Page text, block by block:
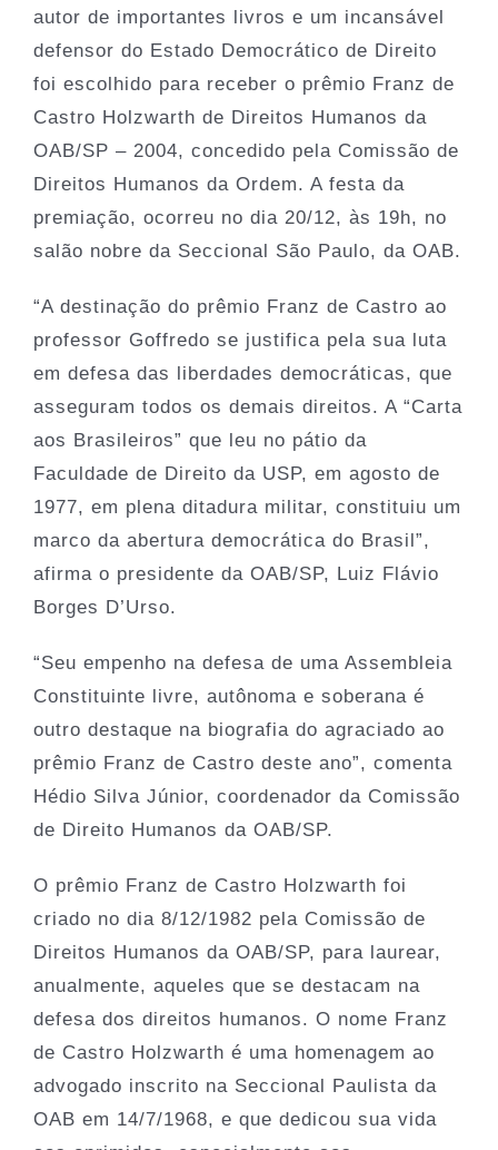
autor de importantes livros e um incansável
defensor do Estado Democrático de Direito
foi escolhido para receber o prêmio Franz de
Castro Holzwarth de Direitos Humanos da
OAB/SP – 2004, concedido pela Comissão de
Direitos Humanos da Ordem. A festa da
premiação, ocorreu no dia 20/12, às 19h, no
salão nobre da Seccional São Paulo, da OAB.
“A destinação do prêmio Franz de Castro ao
professor Goffredo se justifica pela sua luta
em defesa das liberdades democráticas, que
asseguram todos os demais direitos. A “Carta
aos Brasileiros” que leu no pátio da
Faculdade de Direito da USP, em agosto de
1977, em plena ditadura militar, constituiu um
marco da abertura democrática do Brasil”,
afirma o presidente da OAB/SP, Luiz Flávio
Borges D’Urso.
“Seu empenho na defesa de uma Assembleia
Constituinte livre, autônoma e soberana é
outro destaque na biografia do agraciado ao
prêmio Franz de Castro deste ano”, comenta
Hédio Silva Júnior, coordenador da Comissão
de Direito Humanos da OAB/SP.
O prêmio Franz de Castro Holzwarth foi
criado no dia 8/12/1982 pela Comissão de
Direitos Humanos da OAB/SP, para laurear,
anualmente, aqueles que se destacam na
defesa dos direitos humanos. O nome Franz
de Castro Holzwarth é uma homenagem ao
advogado inscrito na Seccional Paulista da
OAB em 14/7/1968, e que dedicou sua vida